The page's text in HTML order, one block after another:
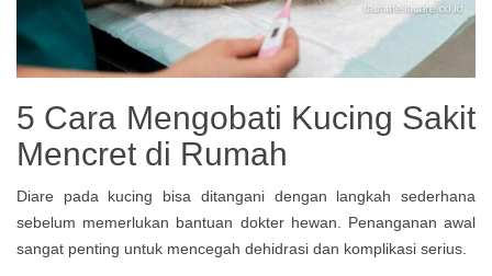
5 Cara Mengobati Kucing Sakit
Mencret di Rumah
Diare pada kucing bisa ditangani dengan langkah sederhana
sebelum memerlukan bantuan dokter hewan. Penanganan awal
sangat penting untuk mencegah dehidrasi dan komplikasi serius.